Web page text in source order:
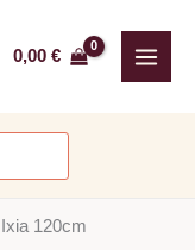
0,00 €
120cm